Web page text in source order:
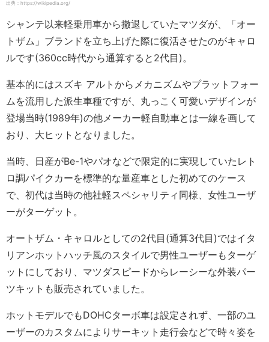
出典：https://wikipedia.org/
シャンテ以来軽乗用車から撤退していたマツダが、「オー
トザム」ブランドを立ち上げた際に復活させたのがキャロ
ルです(360cc時代から通算すると2代目)。
基本的にはスズキ アルトからメカニズムやプラットフォー
ムを流用した派生車種ですが、丸っこく可愛いデザインが
登場当時(1989年)の他メーカー軽自動車とは一線を画して
おり、大ヒットとなりました。
当時、日産がBe-1やパオなどで限定的に実現していたレト
ロ調パイクカーを標準的な量産車とした初めてのケース
で、初代は当時の他社軽スペシャリティ同様、女性ユーザ
ーがターゲット。
オートザム・キャロルとしての2代目(通算3代目)ではイタ
リアンホットハッチ風のスタイルで男性ユーザーもターゲ
ットにしており、マツダスピードからレーシーな外装パー
ツキットも販売されていました。
ホットモデルでもDOHCターボ車は設定されず、一部のユ
ーザーのカスタムによりサーキット走行会などで時々姿を